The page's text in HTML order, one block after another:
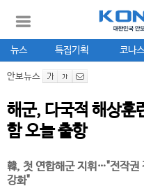
뉴스 특집기획 코나
안보뉴스
해군, 다국적 해상
함 오늘 출항
韓, 첫 연합해군 지휘…"전작권
강화"